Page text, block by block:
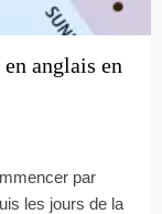
anglais en
par
les jours de la